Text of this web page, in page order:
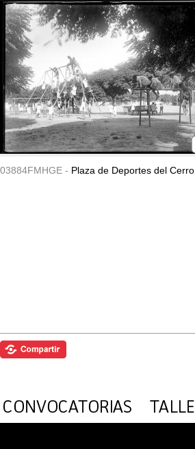
03884FMHGE - Plaza de Deportes del Cerro.